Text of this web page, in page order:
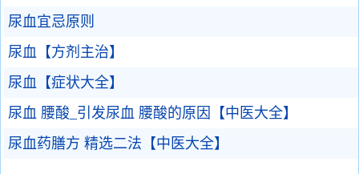
尿血宜忌原则
尿血【方剂主治】
尿血【症状大全】
尿血 腰酸_引发尿血 腰酸的原因【中医大全】
尿血药膳方 精选二法【中医大全】